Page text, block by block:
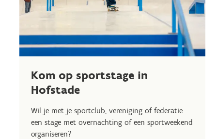
Kom op sportstage in
Hofstade
Wil je met je sportclub, vereniging of federatie
een stage met overnachting of een sportweekend
organiseren?